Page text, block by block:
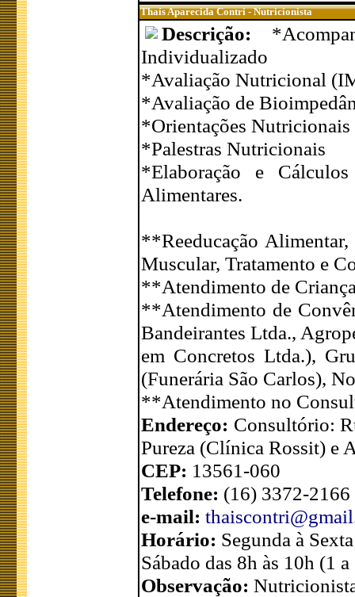
Thaís Aparecida Contri - Nutricionista
Descrição:
Individualizado
*Avaliação Nutricional
*Avaliação de
*Orientações Nutricionais
*Palestras Nutricionais
*Elaboração e
Alimentares.
**Reeducação
Muscular, Tratamento e
**Atendimento de
**Atendimento de
Bandeirantes Ltda.,
em Concretos Ltda.),
(Funerária São Carlos),
**Atendimento no
Endereço: Consultório:
Pureza (Clínica Rossit) e
CEP: 13561-060
Telefone: (16) 3372-
e-mail:
Horário: Segunda à
Sábado das 8h às 10h (1
Observação: